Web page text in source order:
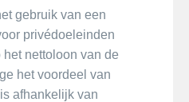
gebruik van een
privédoeleinden
nettoloon van de
het voordeel van
afhankelijk van